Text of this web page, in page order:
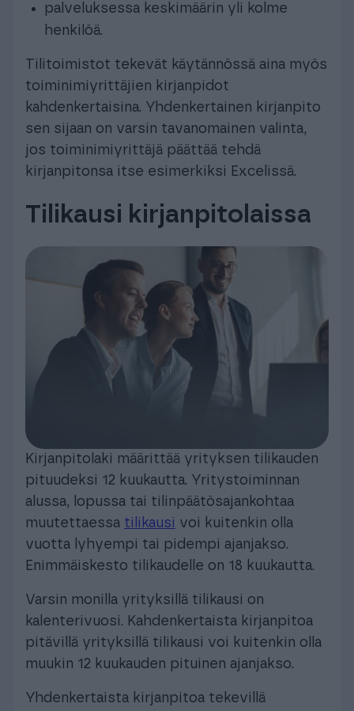
palveluksessa keskimäärin yli kolme
henkilöä.
Tilitoimistot tekevät käytännössä aina myös
toiminimiyrittäjien kirjanpidot
kahdenkertaisina. Yhdenkertainen kirjanpito
sen sijaan on varsin tavanomainen valinta,
jos toiminimiyrittäjä päättää tehdä
kirjanpitonsa itse esimerkiksi Excelissä.
Tilikausi kirjanpitolaissa
Kirjanpitolaki määrittää yrityksen tilikauden
pituudeksi 12 kuukautta. Yritystoiminnan
alussa, lopussa tai tilinpäätösajankohtaa
muutettaessa tilikausi voi kuitenkin olla
vuotta lyhyempi tai pidempi ajanjakso.
Enimmäiskesto tilikaudelle on 18 kuukautta.
Varsin monilla yrityksillä tilikausi on
kalenterivuosi. Kahdenkertaista kirjanpitoa
pitävillä yrityksillä tilikausi voi kuitenkin olla
muukin 12 kuukauden pituinen ajanjakso.
Yhdenkertaista kirjanpitoa tekevillä